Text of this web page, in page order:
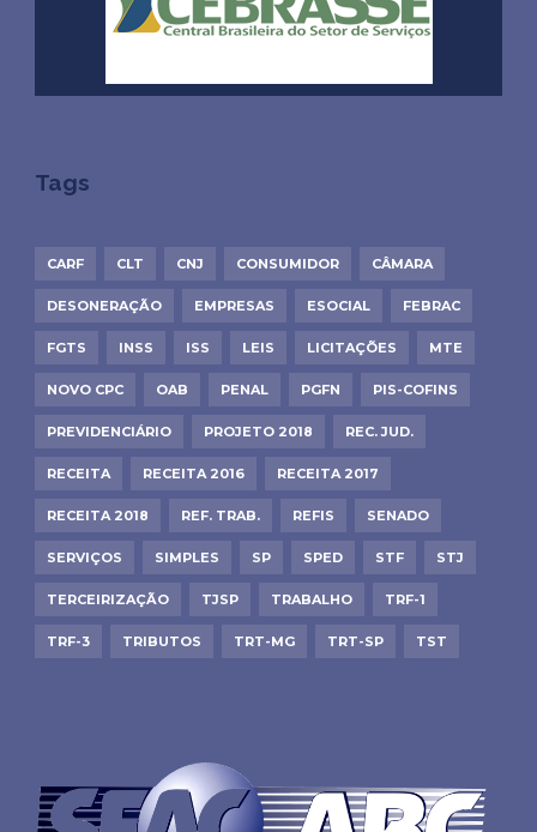
Tags
CARF CLT CNJ CONSUMIDOR CÂMARA
DESONERAÇÃO EMPRESAS ESOCIAL FEBRAC
FGTS INSS ISS LEIS LICITAÇÕES MTE
NOVO CPC OAB PENAL PGFN PIS-COFINS
PREVIDENCIÁRIO PROJETO 2018 REC. JUD.
RECEITA RECEITA 2016 RECEITA 2017
RECEITA 2018 REF. TRAB. REFIS SENADO
SERVIÇOS SIMPLES SP SPED STF STJ
TERCEIRIZAÇÃO TJSP TRABALHO TRF-1
TRF-3 TRIBUTOS TRT-MG TRT-SP TST